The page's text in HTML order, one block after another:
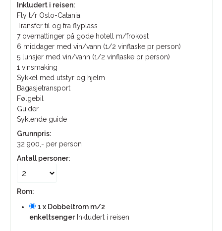
Inkludert i reisen:
Fly t/r Oslo-Catania
Transfer til og fra flyplass
7 overnattinger på gode hotell m/frokost
6 middager med vin/vann (1/2 vinflaske pr person)
5 lunsjer med vin/vann (1/2 vinflaske pr person)
1 vinsmaking
Sykkel med utstyr og hjelm
Bagasjetransport
Følgebil
Guider
Syklende guide
Grunnpris:
32 900,- per person
Antall personer:
Rom:
1 x Dobbeltrom m/2
enkeltsenger Inkludert i reisen